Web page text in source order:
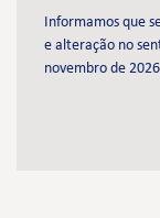
Informamos que
e alteração no
novembro de